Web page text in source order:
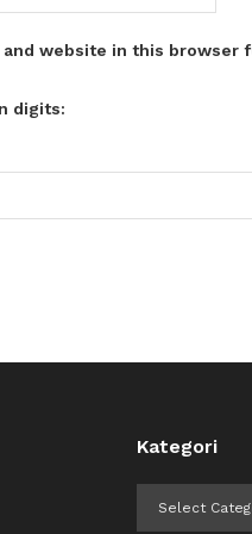
and website in this browser
digits:
Kategori